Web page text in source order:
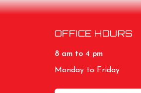
OFFICE HOURS
8 am to 4 pm
Monday to Friday